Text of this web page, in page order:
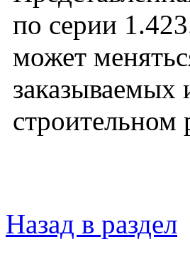
по серии
может
заказываемых
строительном
Назад в раздел